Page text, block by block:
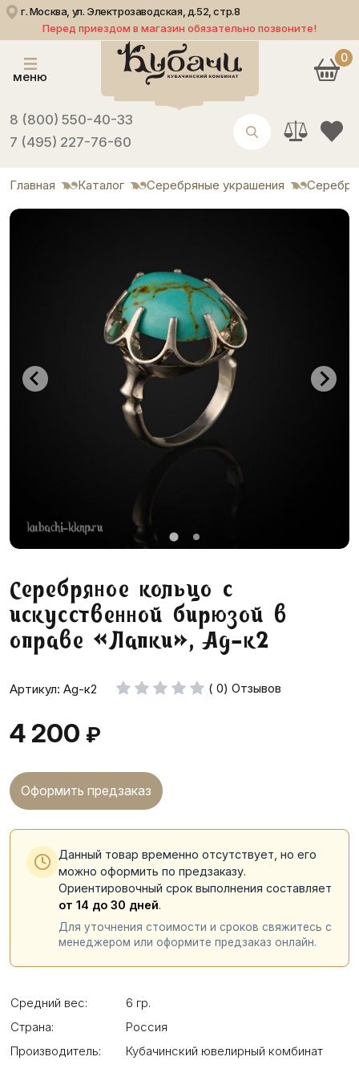
г. Москва, ул. Электрозаводская, д.52, стр.8
Перед приездом в магазин обязательно позвоните!
меню
8 (800) 550-40-33
7 (495) 227-76-60
0
Главная Каталог Серебряные украшения
Серебряное кольцо с
искусственной бирюзой в
оправе «Лапки», Ag-к2
Артикул: Ag-к2 ( 0) Отзывов
4 200 ₽
Оформить предзаказ
Данный товар временно отсутствует, но его
можно оформить по предзаказу.
Ориентировочный срок выполнения составляет
от 14 до 30 дней.
Для уточнения стоимости и сроков свяжитесь с
менеджером или оформите предзаказ онлайн.
Средний вес:
6 гр.
Страна:
Россия
Производитель:
Кубачинский ювелирный комбинат